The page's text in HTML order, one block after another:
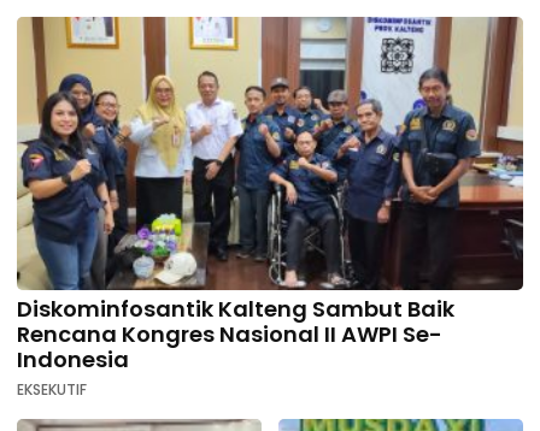
Diskominfosantik Kalteng Sambut Baik
Rencana Kongres Nasional II AWPI Se-
Indonesia
EKSEKUTIF